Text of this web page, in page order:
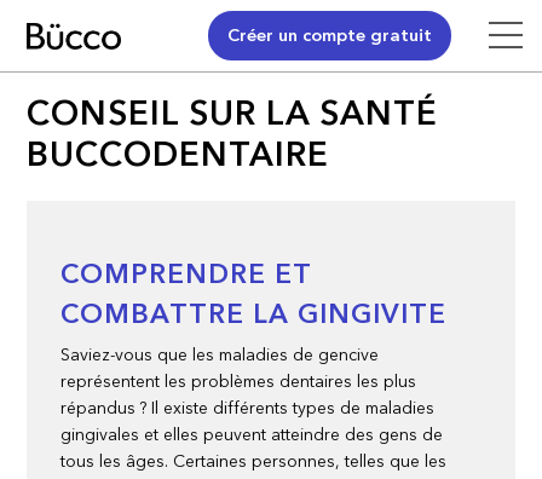
Créer un compte gratuit
CONSEIL SUR LA SANTÉ
BUCCODENTAIRE
COMPRENDRE ET
COMBATTRE LA GINGIVITE
Saviez-vous que les maladies de gencive
représentent les problèmes dentaires les plus
répandus ? Il existe différents types de maladies
gingivales et elles peuvent atteindre des gens de
tous les âges. Certaines personnes, telles que les